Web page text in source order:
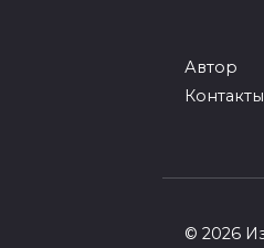
Автор
Контакты
© 2026